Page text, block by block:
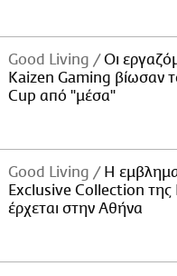
Good Living
Οι
Kaizen Gaming βίωσαν
Cup από "μέσα"
Good Living
Η
Exclusive Collection της
έρχεται στην Αθήνα